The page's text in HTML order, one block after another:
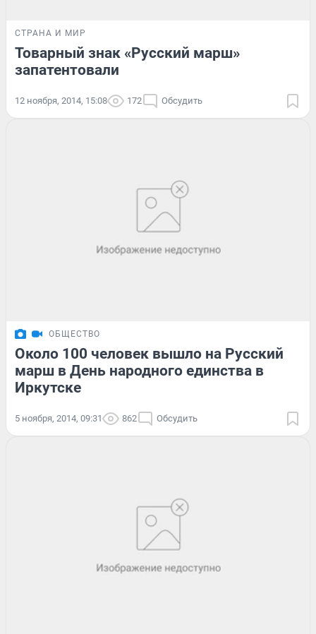
СТРАНА И МИР
Товарный знак «Русский марш»
запатентовали
12 ноября, 2014, 15:08 172 Обсудить
ОБЩЕСТВО
Около 100 человек вышло на Русский
марш в День народного единства в
Иркутске
5 ноября, 2014, 09:31 862 Обсудить